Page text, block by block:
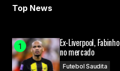
Top News
Ex-Liverpool,
no mercado
Futebol Saudita